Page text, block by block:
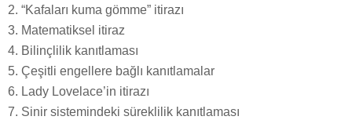
2. “Kafaları kuma gömme” itirazı
3. Matematiksel itiraz
4. Bilinçlilik kanıtlaması
5. Çeşitli engellere bağlı kanıtlamalar
6. Lady Lovelace’in itirazı
7. Sinir sistemindeki süreklilik kanıtlaması